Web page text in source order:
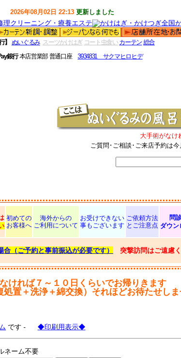
2026年08月02日 22:13 更新しました
】 ぬいぐるみ スーツかけはぎ コート虫食い カーテン 総合
銀行本店営業部 普通口座3934831 サクマヒロヒデ
大手術がなけ
ご質問･ご相談･ご来店予約は今
初めての
お客様へ
海外からの
ご利用について
お受けできない
事もございます
ご依頼方法
とご注意点
問
ダウン
（ご予約と事前振込が必要です） 突撃訪問はご遠慮
ければ７～１０日くらいでお帰りきます
処置＋洗浄＋綿交換）それほどお待たせし
です - ◆印刷用表示◆
ネーム不要